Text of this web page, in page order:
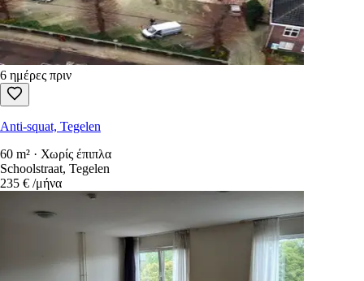
6 ημέρες πριν
Anti-squat, Tegelen
60 m² · Χωρίς έπιπλα
Schoolstraat, Tegelen
235 € /μήνα